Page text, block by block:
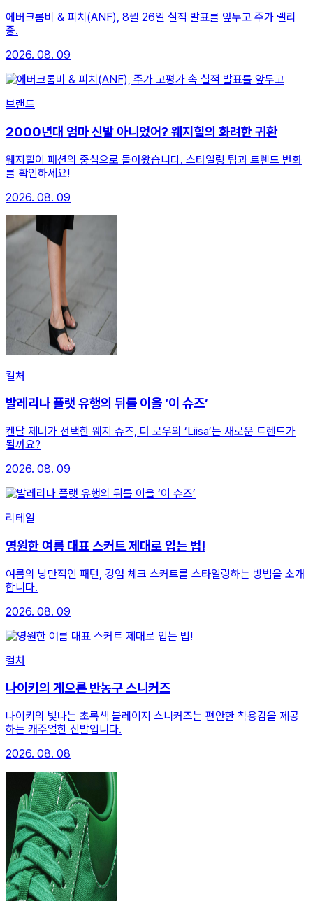
에버크롬비 & 피치(ANF), 8월 26일 실적 발표를 앞두고 주가 랠리
중.
2026. 08. 09
브랜드
2000년대 엄마 신발 아니었어? 웨지힐의 화려한 귀환
웨지힐이 패션의 중심으로 돌아왔습니다. 스타일링 팁과 트렌드 변화
를 확인하세요!
2026. 08. 09
컬처
발레리나 플랫 유행의 뒤를 이을 ‘이 슈즈’
켄달 제너가 선택한 웨지 슈즈, 더 로우의 ‘Liisa’는 새로운 트렌드가
될까요?
2026. 08. 09
리테일
영원한 여름 대표 스커트 제대로 입는 법!
여름의 낭만적인 패턴, 깅엄 체크 스커트를 스타일링하는 방법을 소개
합니다.
2026. 08. 09
컬처
나이키의 게으른 반농구 스니커즈
나이키의 빛나는 초록색 블레이지 스니커즈는 편안한 착용감을 제공
하는 캐주얼한 신발입니다.
2026. 08. 08